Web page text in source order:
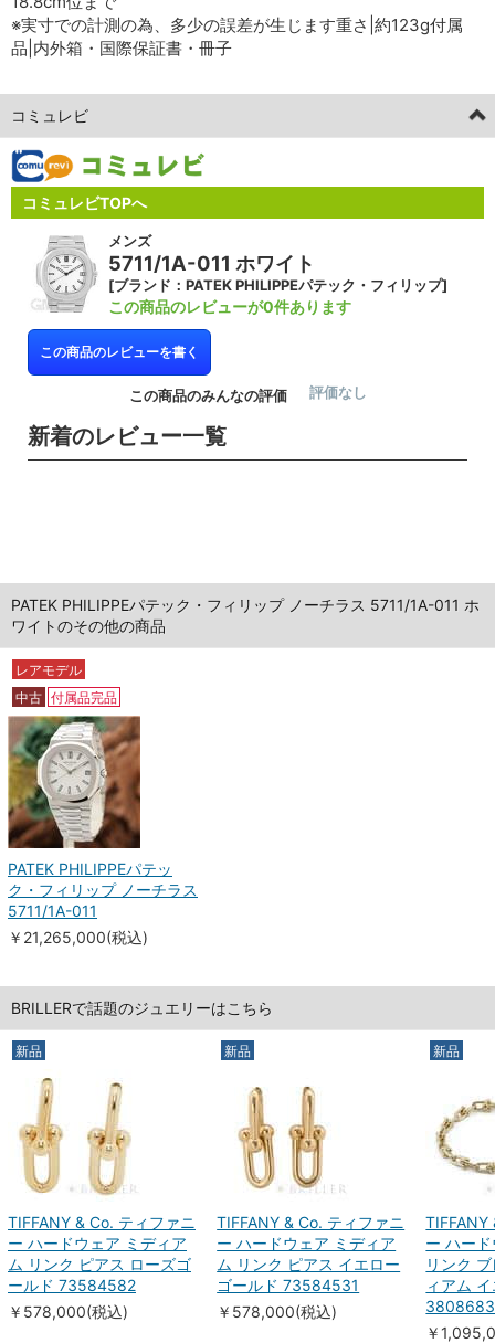
※実寸での計測の為、多少の誤差が生じます重さ|約123g付属
品|内外箱・国際保証書・冊子
コミュレビ
コミュレビTOPへ
メンズ
5711/1A-011 ホワイト
[ブランド：PATEK PHILIPPEパテック・フィリップ]
この商品のレビューが0件あります
この商品のレビューを書く
この商品のみんなの評価 評価なし
新着のレビュー一覧
PATEK PHILIPPEパテック・フィリップ ノーチラス 5711/1A-011 ホ
ワイトのその他の商品
レアモデル
中古 付属品完品
PATEK PHILIPPEパテッ
ク・フィリップ ノーチラス
5711/1A-011
￥21,265,000(税込)
BRILLERで話題のジュエリーはこちら
新品
TIFFANY & Co. ティファニ
ー ハードウェア ミディア
ム リンク ピアス ローズゴ
ールド 73584582
￥578,000(税込)
新品
TIFFANY & Co. ティファニ
ー ハードウェア ミディア
ム リンク ピアス イエロー
ゴールド 73584531
￥578,000(税込)
新品
TIFFANY
ー ハー
リンク
ィアム
￥